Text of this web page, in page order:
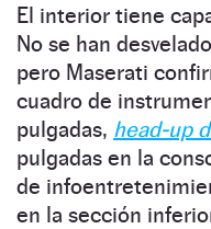
El interior tiene
No se han
pero Maserati
cuadro de
pulgadas, head-up
pulgadas en la
de
en la sección